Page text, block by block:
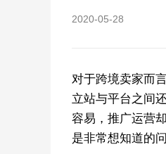
2020-05-28
对于跨境卖家而
立站与平台之间
容易，推广运营
是非常想知道的问